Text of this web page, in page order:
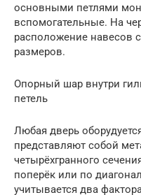
основными петлями
вспомогательные. На
расположение навесов
размеров.
Опорный шар внутри
петель
Любая дверь
представляют собой
четырёхгранного
поперёк или по
учитывается два